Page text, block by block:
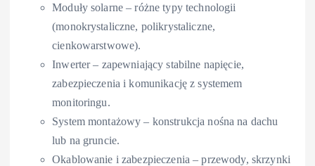
Moduły solarne – różne typy technologii
(monokrystaliczne, polikrystaliczne,
cienkowarstwowe).
Inwerter – zapewniający stabilne napięcie,
zabezpieczenia i komunikację z systemem
monitoringu.
System montażowy – konstrukcja nośna na dachu
lub na gruncie.
Okablowanie i zabezpieczenia – przewody, skrzynki